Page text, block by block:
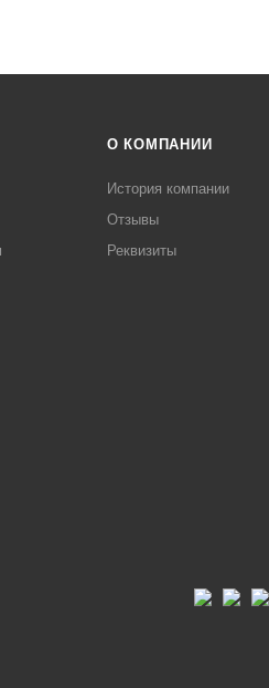
О КОМПАНИИ
История компании
Отзывы
Реквизиты